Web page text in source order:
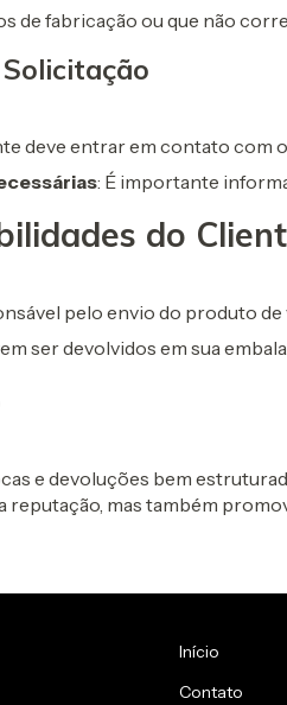
de fabricação ou que não
deve entrar em contato com
: É importante
do
pelo envio do produto
ser devolvidos em sua
e devoluções bem
reputação, mas também
Início
Contato